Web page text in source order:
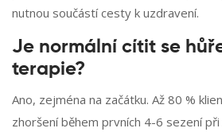
nutnou součástí cesty k uzdravení.
Je normální cítit se
terapie?
Ano, zejména na začátku. Až 80 %
zhoršení během prvních 4-6 sezení